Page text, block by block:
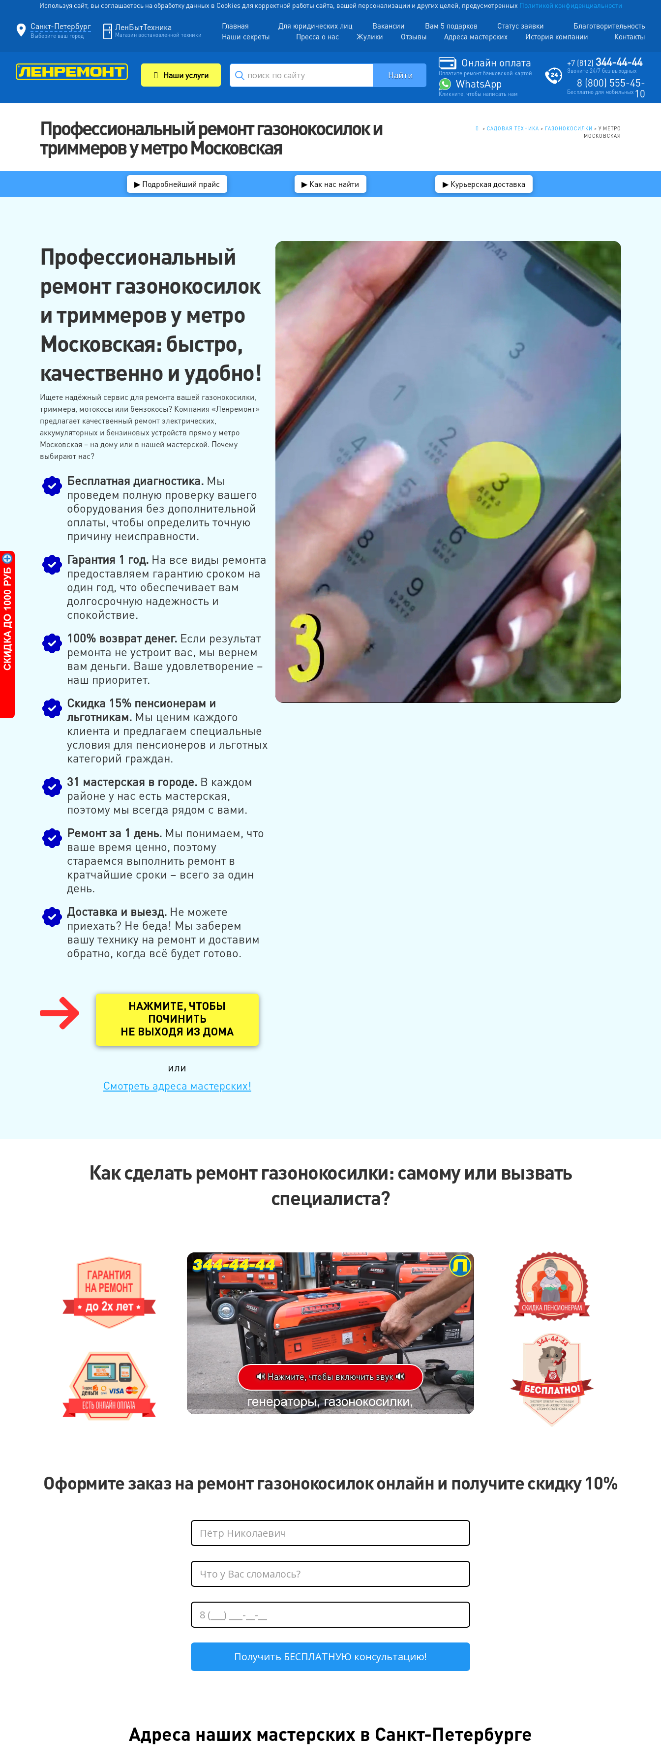
Используя сайт, вы соглашаетесь на обработку данных в Cookies для корректной работы сайта, вашей персонализации и других целей, предусмотренных Политикой конфиденциальности
Санкт-Петербург
Выберите ваш город
ЛенБытТехника
Магазин востановленной техники
Главная Для юридических лиц Вакансии Вам 5 подарков Статус заявки
Благотворительность
Наши секреты
Пресса о нас Жулики Отзывы Адреса мастерских История компании Контакты
Наши услуги
Онлайн оплата
Оплатите ремонт банковской картой
WhatsApp
Кликните, чтобы написать нам
+7 (812) 344-44-44
Звоните 24/7 без выходных
8 (800) 555-45-
10
Бесплатно для мобильных
Профессиональный ремонт газонокосилок и
триммеров у метро Московская
> САДОВАЯ ТЕХНИКА > ГАЗОНОКОСИЛКИ > У МЕТРО
МОСКОВСКАЯ
▶ Подробнейший прайс ▶ Как нас найти ▶ Курьерская доставка
Профессиональный
ремонт газонокосилок
и триммеров у метро
Московская: быстро,
качественно и удобно!
Ищете надёжный сервис для ремонта вашей газонокосилки,
триммера, мотокосы или бензокосы? Компания «Ленремонт»
предлагает качественный ремонт электрических,
аккумуляторных и бензиновых устройств прямо у метро
Московская – на дому или в нашей мастерской. Почему
выбирают нас?
Бесплатная диагностика.Мы
проведем полную проверку вашего
оборудования без дополнительной
оплаты, чтобы определить точную
причину неисправности.
Гарантия 1 год.На все виды ремонта
предоставляем гарантию сроком на
один год, что обеспечивает вам
долгосрочную надежность и
спокойствие.
100% возврат денег.Если результат
ремонта не устроит вас, мы вернем
вам деньги. Ваше удовлетворение –
наш приоритет.
Скидка 15% пенсионерам и
льготникам.Мы ценим каждого
клиента и предлагаем специальные
условия для пенсионеров и льготных
категорий граждан.
31 мастерская в городе.В каждом
районе у нас есть мастерская,
поэтому мы всегда рядом с вами.
Ремонт за 1 день.Мы понимаем, что
ваше время ценно, поэтому
стараемся выполнить ремонт в
кратчайшие сроки – всего за один
день.
Доставка и выезд.Не можете
приехать? Не беда! Мы заберем
вашу технику на ремонт и доставим
обратно, когда всё будет готово.
НАЖМИТЕ, ЧТОБЫ
ПОЧИНИТЬ
НЕ ВЫХОДЯ ИЗ ДОМА
или
Смотреть адреса мастерских!
Как сделать ремонт газонокосилки: самому или вызвать
специалиста?
Loaded:
0%
Progress:
0%
Оставшееся
🔊 Нажмите, чтобы включить звук 🔊
Оформите заказ на ремонт газонокосилок онлайн и получите скидку 10%
Адреса наших мастерских в Санкт-Петербурге